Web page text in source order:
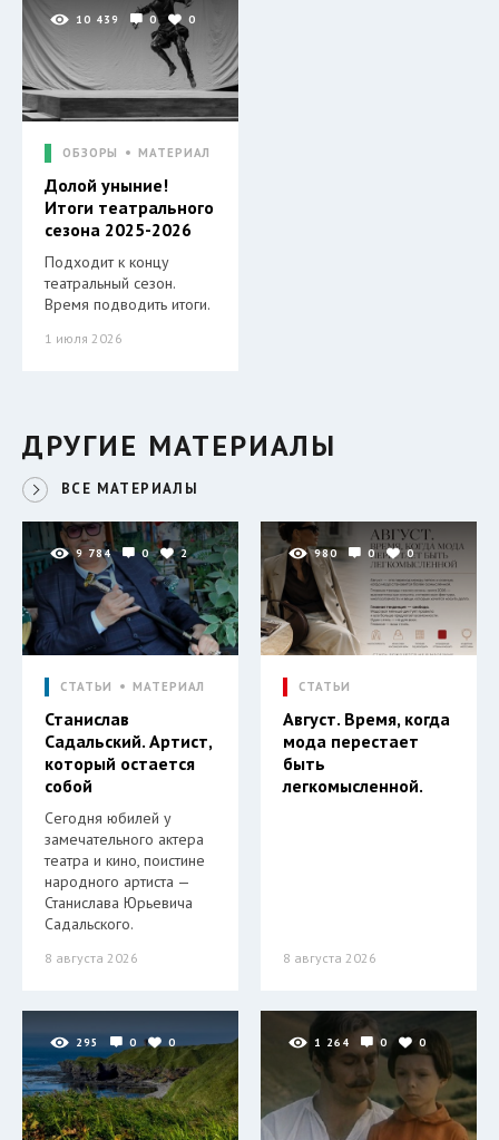
10 439 0 0
ОБЗОРЫ МАТЕРИАЛ
Долой уныние!
Итоги театрального
сезона 2025-2026
Подходит к концу
театральный сезон.
Время подводить итоги.
1 июля 2026
ДРУГИЕ МАТЕРИАЛЫ
ВСЕ МАТЕРИАЛЫ
9 784 0 2
СТАТЬИ МАТЕРИАЛ
Станислав
Садальский. Артист,
который остается
собой
Сегодня юбилей у
замечательного актера
театра и кино, поистине
народного артиста —
Станислава Юрьевича
Садальского.
8 августа 2026
980 0 0
СТАТЬИ
Август. Время, когда
мода перестает
быть
легкомысленной.
8 августа 2026
295 0 0 1 264 0 0